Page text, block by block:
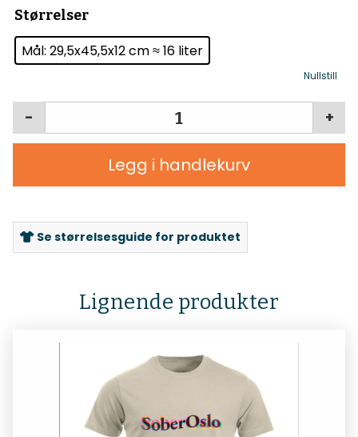
Størrelser
Mål: 29,5x45,5x12 cm ≈ 16 liter
Nullstill
+
-
Legg i handlekurv
Se størrelsesguide for produktet
Lignende produkter